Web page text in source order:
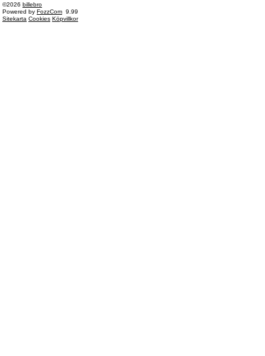
©2026 billebro
Powered by FozzCom 9.99
Sitekarta Cookies Köpvillkor